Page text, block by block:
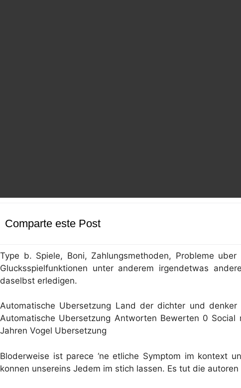
Comparte este Post
Type b. Spiele, Boni, Zahlungsmethoden, Probleme
Glucksspielfunktionen unter anderem irgendetwas
daselbst erledigen.
Automatische Ubersetzung Land der dichter und
Automatische Ubersetzung Antworten Bewerten 0
Jahren Vogel Ubersetzung
Bloderweise ist parece ‘ne etliche Symptom im kontext
konnen unsereins Jedem im stich lassen. Es tut die autoren